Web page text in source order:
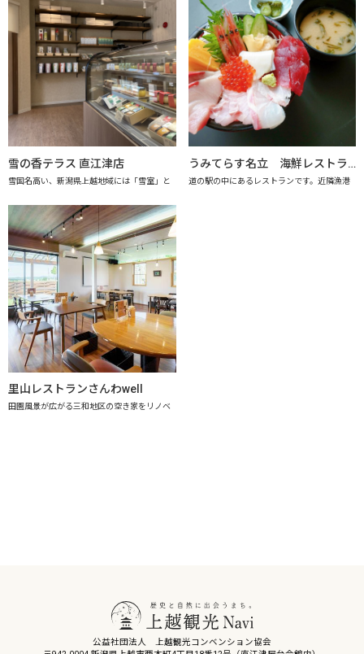
雪の香テラス 直江津店
雪国名高い、新潟県上越地域には「雪室」と
うみてらす名立 海鮮レストラン「海のだいどこや」 【上越市地産地消推進の店認定店】
道の駅の中にあるレストランです。近隣漁港
里山レストランさんわwell
田園風景が広がる三和地区の空き家をリノベ
公益社団法人 上越観光コンベンション協会